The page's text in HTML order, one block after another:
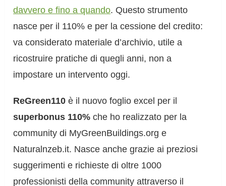
davvero e fino a quando. Questo strumento
nasce per il 110% e per la cessione del credito:
va considerato materiale d’archivio, utile a
ricostruire pratiche di quegli anni, non a
impostare un intervento oggi.
ReGreen110 è il nuovo foglio excel per il
superbonus 110% che ho realizzato per la
community di MyGreenBuildings.org e
Naturalnzeb.it. Nasce anche grazie ai preziosi
suggerimenti e richieste di oltre 1000
professionisti della community attraverso il